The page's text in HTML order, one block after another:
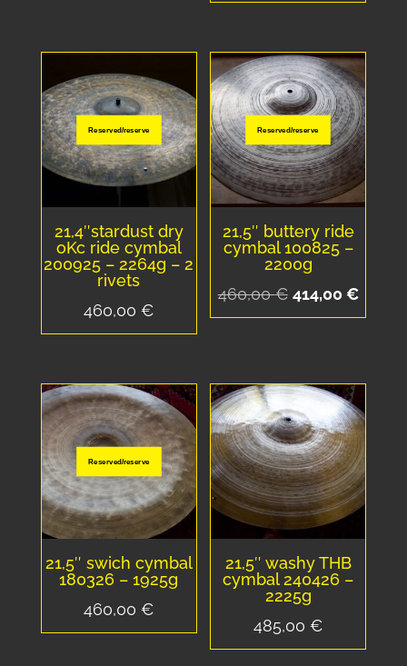
450,00 €.
405,00 €.
Reserved/reserve
21,4″stardust dry
oKc ride cymbal
200925 – 2264g – 2
rivets
460,00€
Reserved/reserve
21,5″ buttery ride
cymbal 100825 –
2200g
460,00€ Le
prix
460,00 €.
414,00 €Le
prix
Reserved/reserve
21,5″ swich cymbal
180326 – 1925g
460,00€
21,5″ washy THB
cymbal 240426 –
2225g
485,00€